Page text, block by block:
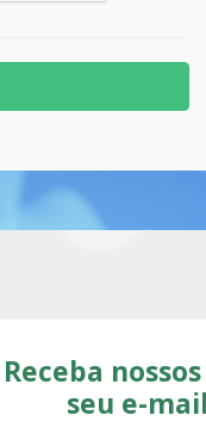
Receba
seu e-